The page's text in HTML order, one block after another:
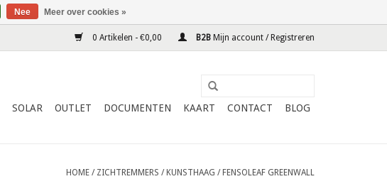
0 Artikelen - €0,00 B2B Mijn account / Registreren
SOLAR OUTLET DOCUMENTEN KAART CONTACT BLOG
HOME / ZICHTREMMERS / KUNSTHAAG / FENSOLEAF GREENWALL
Nee Meer over cookies »